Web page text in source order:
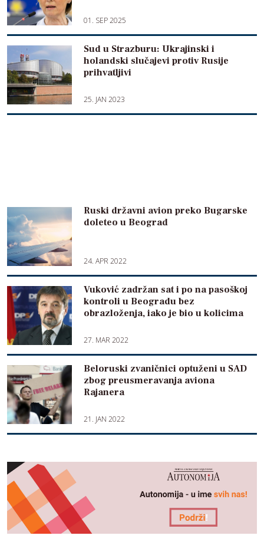
01. SEP 2025
Sud u Strazburu: Ukrajinski i
holandski slučajevi protiv Rusije
prihvatljivi
25. JAN 2023
Ruski državni avion preko Bugarske
doleteo u Beograd
24. APR 2022
Vuković zadržan sat i po na pasoškoj
kontroli u Beogradu bez
obrazloženja, iako je bio u kolicima
27. MAR 2022
Beloruski zvaničnici optuženi u SAD
zbog preusmeravanja aviona
Rajanera
21. JAN 2022